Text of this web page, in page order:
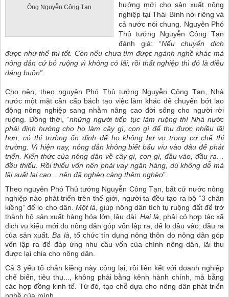
Ông Nguyễn Công Tạn
hướng mới cho sản xuất nông
nghiệp tại Thái Bình nói riêng và
cả nước nói chung. Nguyên Phó
Thủ tướng Nguyễn Công Tạn
đánh giá: “Nếu chuyển dịch
được như thế thì tốt. Còn nếu chưa tìm được ngành nghề khác mà
nông dân cứ bỏ ruộng vì không có lãi, rồi thất nghiệp thì đó là điều
đáng buồn”
Cho nên, theo nguyên Phó Thủ tướng Nguyễn Công Tạn, Nhà
nước một mặt cần cấp bách tạo việc làm khác để chuyển bớt lao
động nông nghiệp sang nhằm nâng cao đời sống cho người rời
ruộng. Đồng thời, “những người tiếp tục làm ruộng thì Nhà nước
phải định hướng cho họ làm cây gì, con gì để thu được nhiều lãi
hơn, có thị trường ổn định để họ không bơ vơ trong cơ chế thị
trường. Vì hiện nay, nông dân không biết bấu víu vào đâu để phát
triển. Kiến thức của nông dân về cây gì, con gì, đầu vào, đầu ra…
đều thiếu. Rồi thiếu vốn nên phải vay ngân hàng, dù không dễ mà
lãi suất lại cao... nên đã nghèo càng thêm nghèo”.
Theo nguyên Phó Thủ tướng Nguyễn Công Tạn, bất cứ nước nông
nghiệp nào phát triển trên thế giới, người ta đều tạo ra bộ “3 chân
kiềng” để lo cho dân. Một là , giúp nông dân tích tụ ruộng đất để trở
thành hộ sản xuất hàng hóa lớn, lâu dài.Hai là , phải có hợp tác xã
dịch vụ kiểu mới do nông dân góp vốn lập ra, để lo đầu vào, đầu ra
của sản xuất.Ba là , tổ chức tín dụng nông thôn do nông dân góp
vốn lập ra để đáp ứng nhu cầu vốn của chính nông dân, lãi thu
được lại chia cho nông dân.
Cả 3 yếu tố chân kiềng này cộng lại, rồi liên kết với doanh nghiệp
chế biến, tiêu thụ..., không phải bằng kênh hành chính, mà bằng
các hợp đồng kinh tế. Từ đó, tạo chỗ dựa cho nông dân phát triển